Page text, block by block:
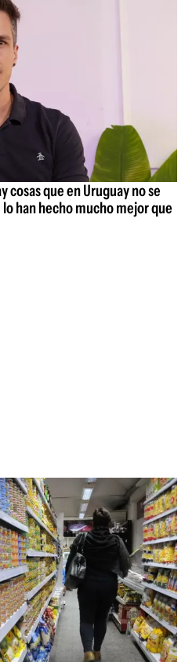
cosas que en Uruguay no se
han hecho mucho mejor que